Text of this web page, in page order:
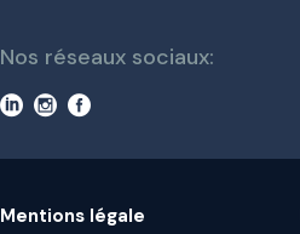
Nos réseaux sociaux:
Mentions légale